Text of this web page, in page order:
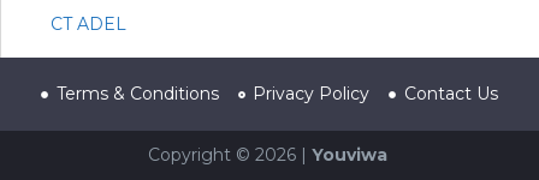
CT ADEL
Terms & Conditions Privacy Policy Contact Us
Copyright © 2026 | Youviwa